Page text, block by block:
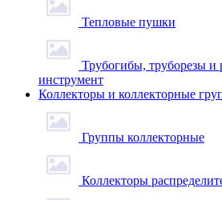
Тепловые пушки
Трубогибы, труборезы и
инструмент
Коллекторы и коллекторные
Группы коллекторные
Коллекторы